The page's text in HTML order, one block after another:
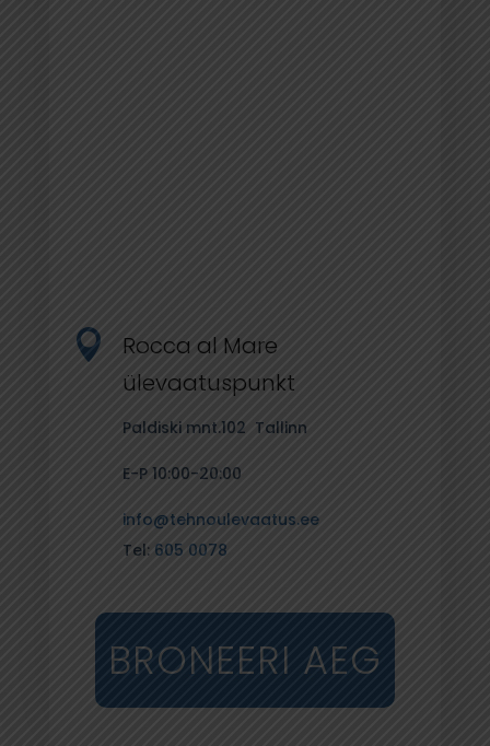

Rocca al Mare
ülevaatuspunkt
Paldiski mnt.102 Tallinn
E-P 10:00-20:00
info@tehnoulevaatus.ee
Tel: 605 0078
BRONEERI AEG